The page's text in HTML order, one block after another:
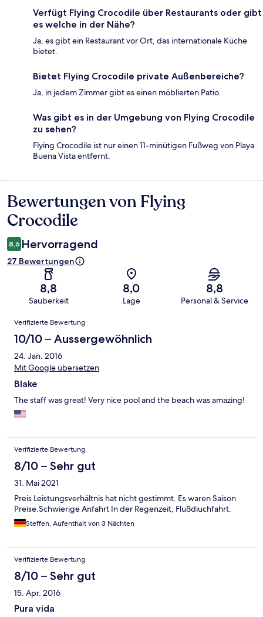
Verfügt Flying Crocodile über Restaurants oder gibt
es welche in der Nähe?
Ja, es gibt ein Restaurant vor Ort, das internationale Küche
bietet.
Bietet Flying Crocodile private Außenbereiche?
Ja, in jedem Zimmer gibt es einen möblierten Patio.
Was gibt es in der Umgebung von Flying Crocodile
zu sehen?
Flying Crocodile ist nur einen 11-minütigen Fußweg von Playa
Buena Vista entfernt.
Bewertungen
Bewertungen von Flying
Crocodile
8,6 Hervorragend
27 Bewertungen
8,8
Sauberkeit
8,0
Lage
8,8
Personal & Service
Bewertungen
Verifizierte Bewertung
10/10 – Aussergewöhnlich
24. Jan. 2016
Mit Google übersetzen
Blake
The staff was great! Very nice pool and the beach was amazing!
Verifizierte Bewertung
8/10 – Sehr gut
31. Mai 2021
Preis Leistungsverhältnis hat nicht gestimmt. Es waren Saison
Preise.Schwierige Anfahrt In der Regenzeit, Flußdiuchfahrt.
Steffen, Aufenthalt von 3 Nächten
Verifizierte Bewertung
8/10 – Sehr gut
15. Apr. 2016
Pura vida